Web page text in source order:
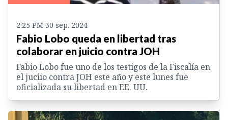
2:25 PM 30 sep. 2024
Fabio Lobo queda en libertad tras
colaborar en juicio contra JOH
Fabio Lobo fue uno de los testigos de la Fiscalía en
el juciio contra JOH este año y este lunes fue
oficializada su libertad en EE. UU.